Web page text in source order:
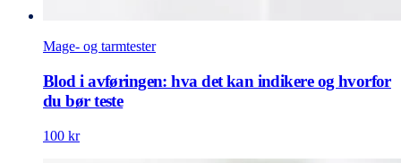
Mage- og tarmtester
Blod i avføringen: hva det kan indikere og hvorfor
du bør teste
100 kr